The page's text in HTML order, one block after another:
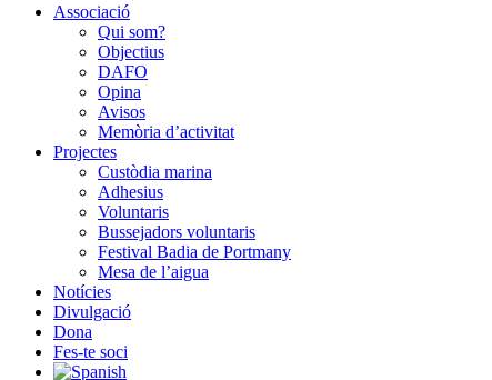
Close
Associació
Qui som?
Objectius
DAFO
Opina
Avisos
Memòria d’activitat
Projectes
Custòdia marina
Adhesius
Voluntaris
Bussejadors voluntaris
Festival Badia de Portmany
Mesa de l’aigua
Notícies
Divulgació
Dona
Fes-te soci